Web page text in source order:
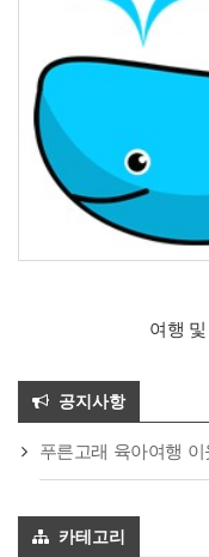
여행
공지사항
푸른고래 육아여행
카테고리